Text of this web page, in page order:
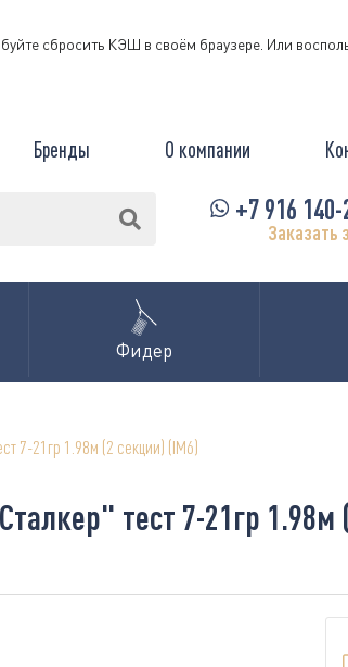
сбросить КЭШ в своём браузере. Или
Бренды О компании
+7 916
Заказать
Фидер
7-21гр 1.98м (2 секции) (IM6)
тест 7-21гр 1.98м